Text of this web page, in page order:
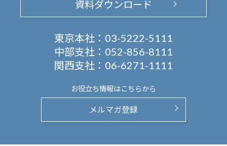
資料ダウンロード
東京本社： 03-5222-5111
中部支社： 052-856-8111
関西支社： 06-6271-1111
お役立ち情報はこちらから
メルマガ登録